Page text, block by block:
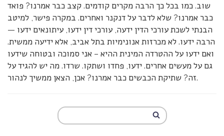
שוב. כמו בכל כך הרבה מקרים קודמים. קצב כבר אמרנו? פואד
כבר אמרנו? שלא לדבר על דנקנר ואחרים. במקרה פישר, למיטב
הבנתי לשכת עורכי הדין ידעה, עורכי דין ידעו, עיתונאים ידעו —
הרבה ידעו. לא מכרזות אנונימיות בתל אביב, אלא ידיעה ממשית.
ואם ידעו על ההטרדה המינית ההיא – אני סמוכה ובטוחה שידעו
גם על מעשים אחרים. ידעו, פחדו ושתקו. שרדו. מה יש להגיד על
זה? שתיקת הכבשים כבר אמרנו? אכן, הצאן ממשיך לנהור.